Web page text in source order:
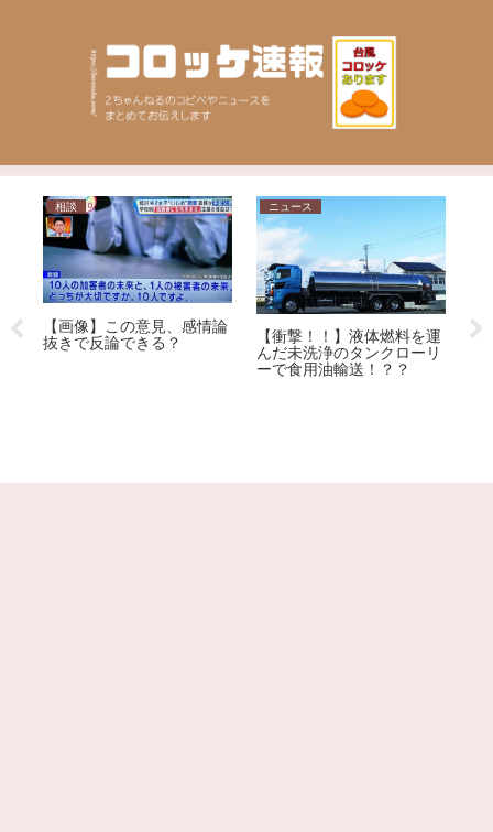
相談
【画像】この意見、感情論
抜きで反論できる？
ニュース
【衝撃！！】液体燃料を運
んだ未洗浄のタンクローリ
ーで食用油輸送！？？
【